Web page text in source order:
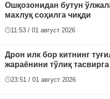
Ошқозонидан бутун
махлуқ соҳилга чиқди
11:53 / 01 август 2026
Дрон илк бор китнинг
жараёнини тўлиқ
23:51 / 01 август 2026